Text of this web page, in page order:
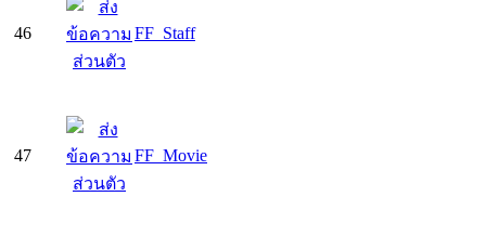
46 FF_Staff
47 FF_Movie